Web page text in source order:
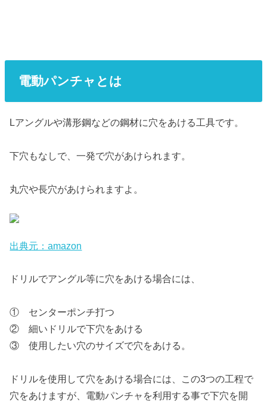
電動パンチャとは
Lアングルや溝形鋼などの鋼材に穴をあける工具です。
下穴もなしで、一発で穴があけられます。
丸穴や長穴があけられますよ。
出典元：amazon
ドリルでアングル等に穴をあける場合には、
① センターポンチ打つ
② 細いドリルで下穴をあける
③ 使用したい穴のサイズで穴をあける。
ドリルを使用して穴をあける場合には、この3つの工程で
穴をあけますが、電動パンチャを利用する事で下穴を開